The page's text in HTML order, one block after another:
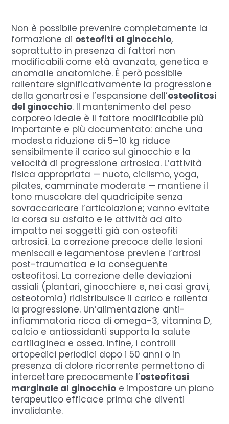
Non è possibile prevenire completamente la
formazione di osteofiti al ginocchio,
soprattutto in presenza di fattori non
modificabili come età avanzata, genetica e
anomalie anatomiche. È però possibile
rallentare significativamente la progressione
della gonartrosi e l’espansione dell’osteofitosi
del ginocchio. Il mantenimento del peso
corporeo ideale è il fattore modificabile più
importante e più documentato: anche una
modesta riduzione di 5–10 kg riduce
sensibilmente il carico sul ginocchio e la
velocità di progressione artrosica. L’attività
fisica appropriata — nuoto, ciclismo, yoga,
pilates, camminate moderate — mantiene il
tono muscolare del quadricipite senza
sovraccaricare l’articolazione; vanno evitate
la corsa su asfalto e le attività ad alto
impatto nei soggetti già con osteofiti
artrosici. La correzione precoce delle lesioni
meniscali e legamentose previene l’artrosi
post-traumatica e la conseguente
osteofitosi. La correzione delle deviazioni
assiali (plantari, ginocchiere e, nei casi gravi,
osteotomia) ridistribuisce il carico e rallenta
la progressione. Un’alimentazione anti-
infiammatoria ricca di omega-3, vitamina D,
calcio e antiossidanti supporta la salute
cartilaginea e ossea. Infine, i controlli
ortopedici periodici dopo i 50 anni o in
presenza di dolore ricorrente permettono di
intercettare precocemente l’osteofitosi
marginale al ginocchio e impostare un piano
terapeutico efficace prima che diventi
invalidante.